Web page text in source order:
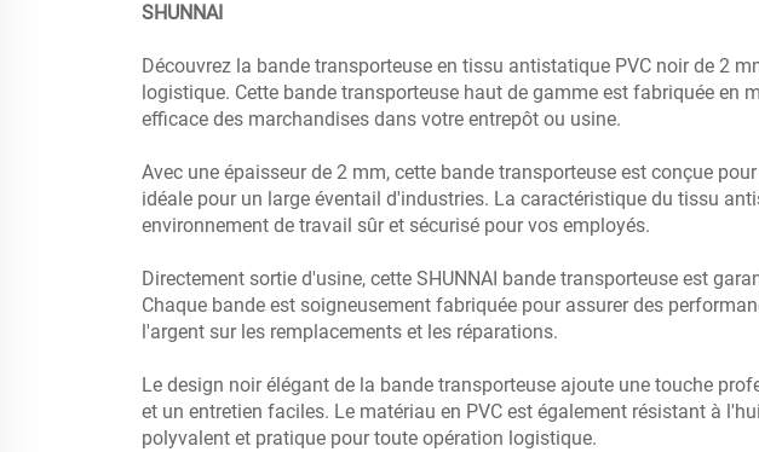
SHUNNAI
Découvrez la bande transporteuse en tissu antistatique PVC noir de 2
logistique. Cette bande transporteuse haut de gamme est fabriquée
efficace des marchandises dans votre entrepôt ou usine.
Avec une épaisseur de 2 mm, cette bande transporteuse est conçue
idéale pour un large éventail d'industries. La caractéristique du tissu
environnement de travail sûr et sécurisé pour vos employés.
Directement sortie d'usine, cette SHUNNAI bande transporteuse est
Chaque bande est soigneusement fabriquée pour assurer des
l'argent sur les remplacements et les réparations.
Le design noir élégant de la bande transporteuse ajoute une touche
et un entretien faciles. Le matériau en PVC est également résistant à
polyvalent et pratique pour toute opération logistique.